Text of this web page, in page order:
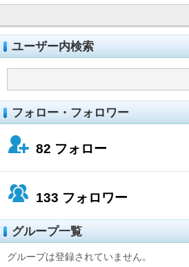
ユーザー内検索
フォロー・フォロワー
82 フォロー
133 フォロワー
グループ一覧
グループは登録されていません。